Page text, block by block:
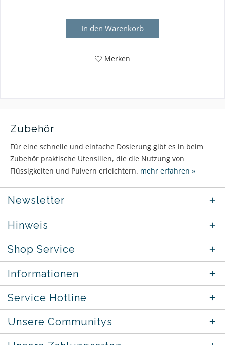
In den Warenkorb
Merken
Zubehör
Für eine schnelle und einfache Dosierung gibt es in beim
Zubehör praktische Utensilien, die die Nutzung von
Flüssigkeiten und Pulvern erleichtern. mehr erfahren »
Newsletter
Hinweis
Shop Service
Informationen
Service Hotline
Unsere Communitys